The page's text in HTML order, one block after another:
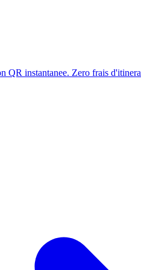
QR instantanee. Zero frais